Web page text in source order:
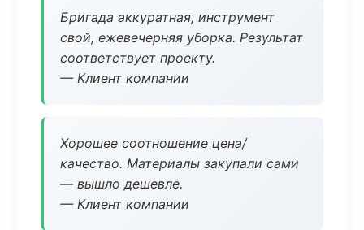
Бригада аккуратная, инструмент
свой, ежевечерняя уборка. Результат
соответствует проекту.
— Клиент компании
Хорошее соотношение цена/
качество. Материалы закупали сами
— вышло дешевле.
— Клиент компании